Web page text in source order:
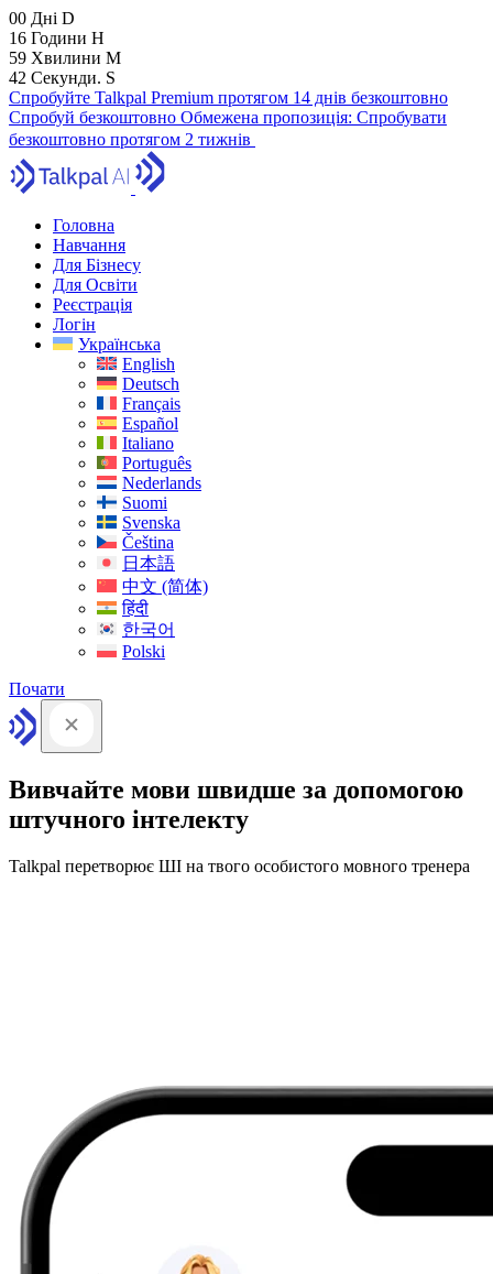
00 Дні D
16 Години H
59 Хвилини M
41 Секунди. S
Спробуйте Talkpal Premium протягом 14 днів безкоштовно
Спробуй безкоштовно Обмежена пропозиція: Спробувати
безкоштовно протягом 2 тижнів
Головна
Навчання
Для Бізнесу
Для Освіти
Реєстрація
Логін
Українська
English
Deutsch
Français
Español
Italiano
Português
Nederlands
Suomi
Svenska
Čeština
日本語
中文 (简体)
हिंदी
한국어
Polski
Почати
Вивчайте мови швидше за допомогою
штучного інтелекту
Talkpal перетворює ШІ на твого особистого мовного тренера